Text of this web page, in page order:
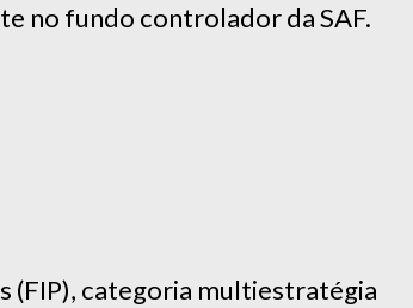
no fundo controlador da SAF.
(FIP), categoria multiestratégia